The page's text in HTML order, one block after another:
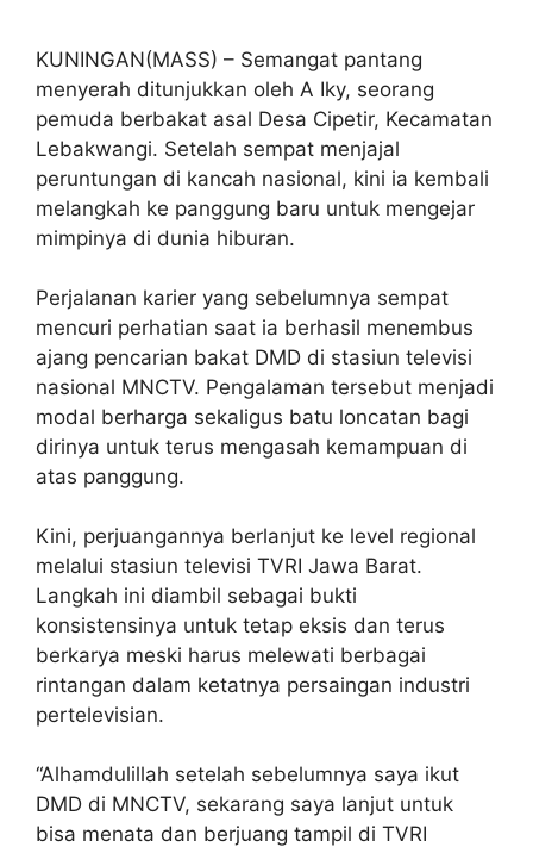
KUNINGAN(MASS) – Semangat pantang
menyerah ditunjukkan oleh A Iky, seorang
pemuda berbakat asal Desa Cipetir, Kecamatan
Lebakwangi. Setelah sempat menjajal
peruntungan di kancah nasional, kini ia kembali
melangkah ke panggung baru untuk mengejar
mimpinya di dunia hiburan.
Perjalanan karier yang sebelumnya sempat
mencuri perhatian saat ia berhasil menembus
ajang pencarian bakat DMD di stasiun televisi
nasional MNCTV. Pengalaman tersebut menjadi
modal berharga sekaligus batu loncatan bagi
dirinya untuk terus mengasah kemampuan di
atas panggung.
Kini, perjuangannya berlanjut ke level regional
melalui stasiun televisi TVRI Jawa Barat.
Langkah ini diambil sebagai bukti
konsistensinya untuk tetap eksis dan terus
berkarya meski harus melewati berbagai
rintangan dalam ketatnya persaingan industri
pertelevisian.
“Alhamdulillah setelah sebelumnya saya ikut
DMD di MNCTV, sekarang saya lanjut untuk
bisa menata dan berjuang tampil di TVRI